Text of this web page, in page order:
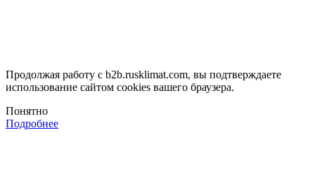
Продолжая работу с b2b.rusklimat.com, вы подтверждаете
использование сайтом cookies вашего браузера.
Понятно
Подробнее